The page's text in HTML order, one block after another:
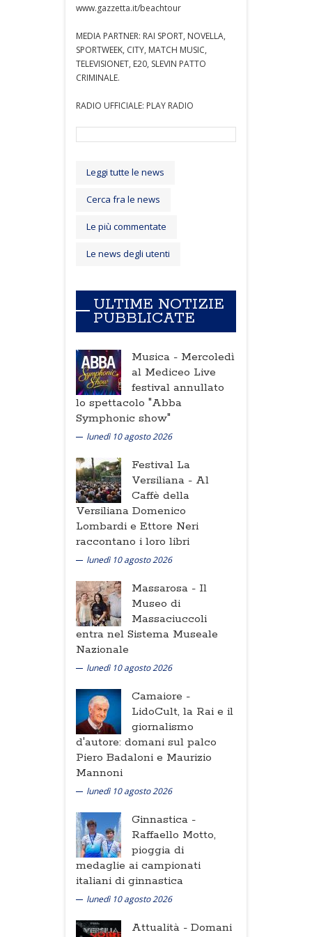
www.gazzetta.it/beachtour
MEDIA PARTNER: RAI SPORT, NOVELLA,
SPORTWEEK, CITY, MATCH MUSIC,
TELEVISIONET, E20, SLEVIN PATTO
CRIMINALE.
RADIO UFFICIALE: PLAY RADIO
Leggi tutte le news
Cerca fra le news
Le più commentate
Le news degli utenti
ULTIME NOTIZIE
PUBBLICATE
Musica - Mercoledì
al Mediceo Live
festival annullato
lo spettacolo "Abba
Symphonic show"
lunedì 10 agosto 2026
Festival La
Versiliana - Al
Caffè della
Versiliana Domenico
Lombardi e Ettore Neri
raccontano i loro libri
lunedì 10 agosto 2026
Massarosa - Il
Museo di
Massaciuccoli
entra nel Sistema Museale
Nazionale
lunedì 10 agosto 2026
Camaiore -
LidoCult, la Rai e il
giornalismo
d'autore: domani sul palco
Piero Badaloni e Maurizio
Mannoni
lunedì 10 agosto 2026
Ginnastica -
Raffaello Motto,
pioggia di
medaglie ai campionati
italiani di ginnastica
lunedì 10 agosto 2026
Attualità - Domani